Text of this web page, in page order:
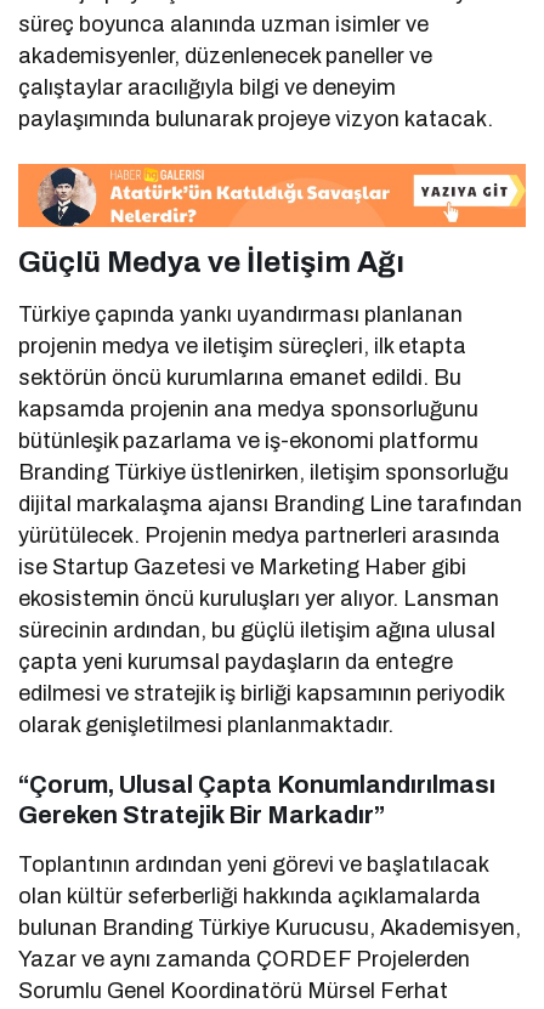
süreç boyunca alanında uzman isimler ve
akademisyenler, düzenlenecek paneller ve
çalıştaylar aracılığıyla bilgi ve deneyim
paylaşımında bulunarak projeye vizyon katacak.
Güçlü Medya ve İletişim Ağı
Türkiye çapında yankı uyandırması planlanan
projenin medya ve iletişim süreçleri, ilk etapta
sektörün öncü kurumlarına emanet edildi. Bu
kapsamda projenin ana medya sponsorluğunu
bütünleşik pazarlama ve iş-ekonomi platformu
Branding Türkiye üstlenirken, iletişim sponsorluğu
dijital markalaşma ajansı Branding Line tarafından
yürütülecek. Projenin medya partnerleri arasında
ise Startup Gazetesi ve Marketing Haber gibi
ekosistemin öncü kuruluşları yer alıyor. Lansman
sürecinin ardından, bu güçlü iletişim ağına ulusal
çapta yeni kurumsal paydaşların da entegre
edilmesi ve stratejik iş birliği kapsamının periyodik
olarak genişletilmesi planlanmaktadır.
“Çorum, Ulusal Çapta Konumlandırılması
Gereken Stratejik Bir Markadır”
Toplantının ardından yeni görevi ve başlatılacak
olan kültür seferberliği hakkında açıklamalarda
bulunan Branding Türkiye Kurucusu, Akademisyen,
Yazar ve aynı zamanda ÇORDEF Projelerden
Sorumlu Genel Koordinatörü Mürsel Ferhat